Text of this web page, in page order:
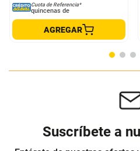
Audífonos Samsung Galaxy Buds 3
Gris
$ 699.900